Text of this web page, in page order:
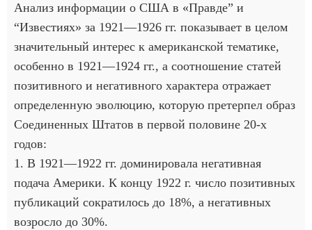
Анализ информации о США в «Правде” и
“Известиях» за 1921—1926 гг. показывает в целом
значительный интерес к американской тематике,
особенно в 1921—1924 гг., а соотношение статей
позитивного и негативного характера отражает
определенную эволюцию, которую претерпел образ
Соединенных Штатов в первой половине 20-х
годов:
1. В 1921—1922 гг. доминировала негативная
подача Америки. К концу 1922 г. число позитивных
публикаций сократилось до 18%, а негативных
возросло до 30%.